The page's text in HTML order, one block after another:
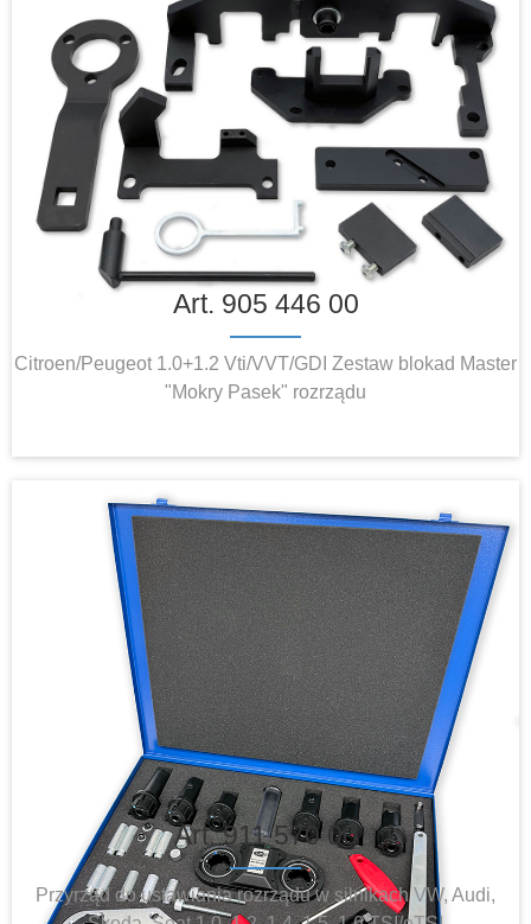
Art. 905 446 00
Citroen/Peugeot 1.0+1.2 Vti/VVT/GDI Zestaw blokad Master
"Mokry Pasek" rozrządu
Art. 911 570 00
Przyrząd do ustawiania rozrządu w silnikach VW, Audi,